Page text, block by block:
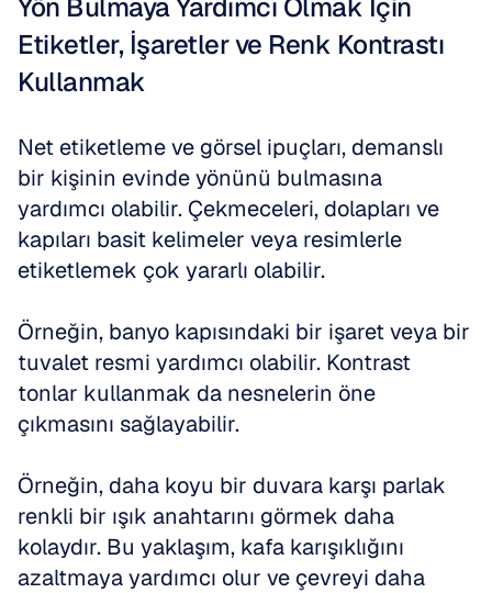
Yön Bulmaya Yardımcı Olmak İçin
Etiketler, İşaretler ve Renk Kontrastı
Kullanmak
Net etiketleme ve görsel ipuçları, demanslı
bir kişinin evinde yönünü bulmasına
yardımcı olabilir. Çekmeceleri, dolapları ve
kapıları basit kelimeler veya resimlerle
etiketlemek çok yararlı olabilir.
Örneğin, banyo kapısındaki bir işaret veya bir
tuvalet resmi yardımcı olabilir. Kontrast
tonlar kullanmak da nesnelerin öne
çıkmasını sağlayabilir.
Örneğin, daha koyu bir duvara karşı parlak
renkli bir ışık anahtarını görmek daha
kolaydır. Bu yaklaşım, kafa karışıklığını
azaltmaya yardımcı olur ve çevreyi daha